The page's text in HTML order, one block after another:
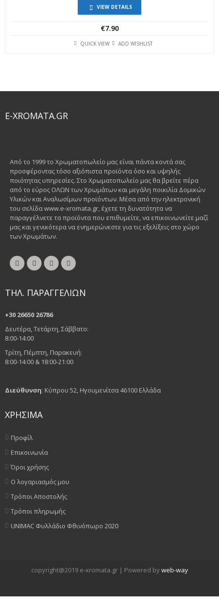
VIEW DETAILS
€7.90
QUICK VIEW ADD WISHLIST
E-XROMATA.GR
Από το 1999 το Χρωματοπωλείο μας είναι πάντα κοντά σας
προσφέροντας τόσο αξιόπιστα προϊόντα όσο και υψηλής
ποιότητας υπηρεσίες. Στο Χρωματοπωλείο μας θα βρείτε πέρα
από το εύρος ΟΛΩΝ των Χρωμάτων και μεγάλη ποικιλία Δομικών
Υλικών και Αναλωσίμων προϊόντων. Μέσα από την ηλεκτρονική
του σελίδα www.e-xromata.gr, έχετε τη δυνατότητα να
παραγγέλνετε τα προϊόντα που επιθυμείτε, να επικοινωνείτε μαζί
μας και γενικότερα να ενημερώνεστε για τις εξελίξεις στο χώρο
των Χρωμάτων.
ΤΗΛ. ΠΑΡΑΓΓΕΛΙΩΝ
+30 26650 26786
Δευτέρα, Τετάρτη, Σάββατο:
8:00-14:00
Τρίτη, Πέμπτη, Παρακευή:
8:00-14:00 & 18:00-21:00
Διεύθυνση: Κύπρου 52, Ηγουμενίτσα 46100 Ελλάδα
ΧΡΗΣΙΜΑ
Προφίλ
Επικοινωνία
Όροι χρήσης
Ο λογαριασμός μου
Τρόποι Αποστολής
Τρόποι πληρωμής
UNIMAC Φυλλάδιο Φθινόπωρο 2020
copyright@2019 e-xromata.gr | Powered byweb-way